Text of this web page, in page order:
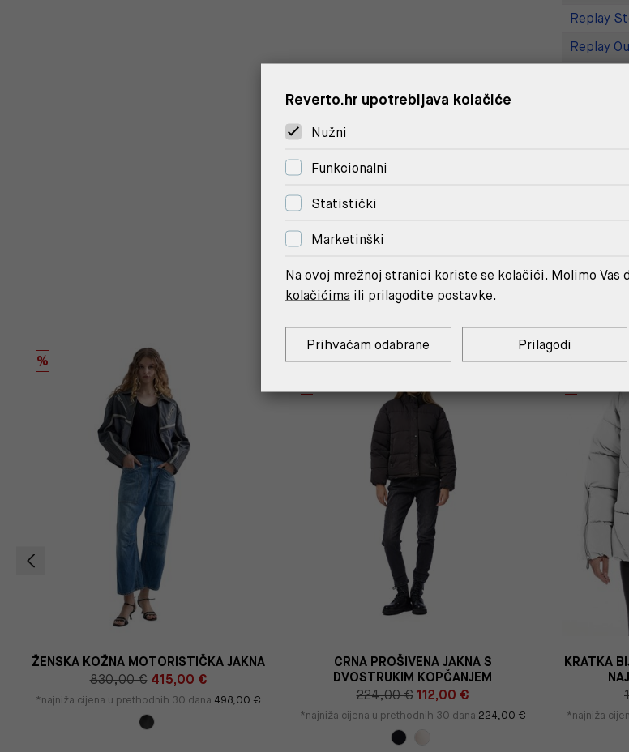
Replay
Replay
MOŽDA ĆE TI SE
%
ŽENSKA KOŽNA MOTORISTIČKA JAKNA
830,00 € 415,00 €
*najniža cijena u prethodnih 30 dana 498,00 €
OUTLET
CRNA PROŠIVENA JAKNA S
DVOSTRUKIM KOPČANJEM
224,00 € 112,00 €
*najniža cijena u prethodnih 30 dana 224,00 €
OUTLET
KRATKA
*najniža
Reverto.hr upotrebljava kolačiće
Nužni
Funkcionalni
Statistički
Marketinški
Na ovoj mrežnoj stranici koriste se kolačići. Molimo Vas
kolačićima ili prilagodite postavke.
Prihvaćam odabrane Prilagodi